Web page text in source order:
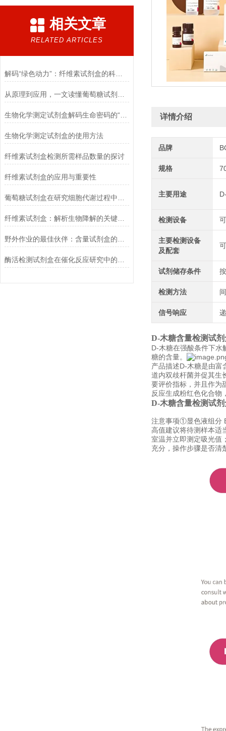
相关文章
RELATED ARTICLES
解码“绿色动力”：纤维素试剂盒的科学逻辑
生物化学测定试剂盒的使用方法
纤维素试剂盒检测所需样品数量的探讨
纤维素试剂盒的应用与重要性
纤维素试剂盒：解析生物降解的关键利器
详情介绍
品牌
规格
主要用途
检测设备
主要检测设备
及配套
试剂储存条件
检测方法
信号响应
D-木糖含量检测试剂
D-木糖在强酸条件下水
糖的含量。
产品描述D-木糖是由富
道内双歧杆菌并促其生
要评价指标，并且作为
反应生成粉红色化合物
D-木糖含量检测试剂
注意事项①显色液组分
高值建议将待测样本适
室温并立即测定吸光值
充分，操作步骤是否清